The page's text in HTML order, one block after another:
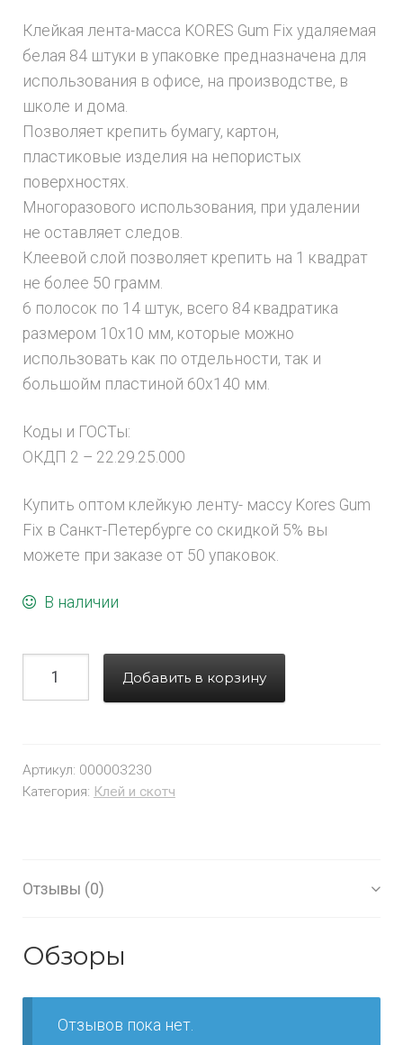
Клейкая лента-масса KORES Gum Fix удаляемая
белая 84 штуки в упаковке предназначена для
использования в офисе, на производстве, в
школе и дома.
Позволяет крепить бумагу, картон,
пластиковые изделия на непористых
поверхностях.
Многоразового использования, при удалении
не оставляет следов.
Клеевой слой позволяет крепить на 1 квадрат
не более 50 грамм.
6 полосок по 14 штук, всего 84 квадратика
размером 10х10 мм, которые можно
использовать как по отдельности, так и
большойм пластиной 60х140 мм.
Коды и ГОСТы:
ОКДП 2 – 22.29.25.000
Купить оптом клейкую ленту- массу Kores Gum
Fix в Санкт-Петербурге со скидкой 5% вы
можете при заказе от 50 упаковок.
В наличии
Добавить в корзину
Артикул: 000003230
Категория: Клей и скотч
Отзывы (0)
Обзоры
Отзывов пока нет.